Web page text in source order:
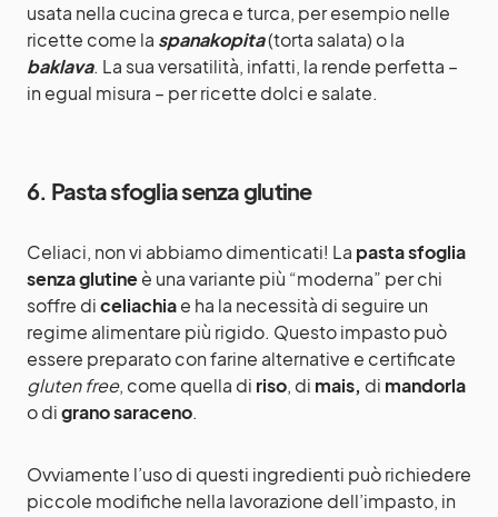
usata nella cucina greca e turca, per esempio nelle
ricette come la spanakopita(torta salata) o la
baklava. La sua versatilità, infatti, la rende perfetta –
in egual misura – per ricette dolci e salate.
6. Pasta sfoglia senza glutine
Celiaci, non vi abbiamo dimenticati! La pasta sfoglia
senza glutineè una variante più “moderna” per chi
soffre diceliachiae ha la necessità di seguire un
regime alimentare più rigido. Questo impasto può
essere preparato con farine alternative e certificate
gluten free, come quella di riso, di mais, di mandorla
o digrano saraceno.
Ovviamente l’uso di questi ingredienti può richiedere
piccole modifiche nella lavorazione dell’impasto, in